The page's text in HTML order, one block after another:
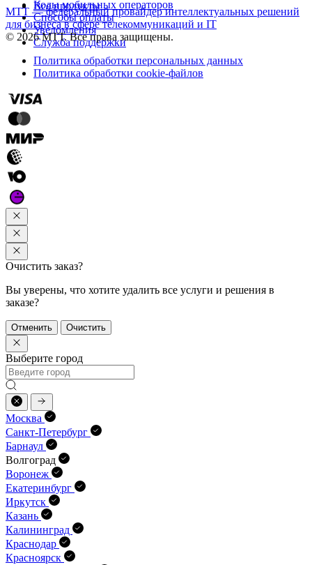
Все продукты
Коды мобильных операторов
Способы оплаты
Уведомления
Служба поддержки
МТТ — федеральный провайдер интеллектуальных решений
для бизнеса в сфере телекоммуникаций и IT
© 2026 МТТ. Все права защищены.
Политика обработки персональных данных
Политика обработки cookie-файлов
Очистить заказ?
Вы уверены, что хотите удалить все услуги и решения в
заказе?
Отменить Очистить
Выберите город
Москва
Санкт-Петербург
Барнаул
Волгоград
Воронеж
Екатеринбург
Иркутск
Казань
Калининград
Краснодар
Красноярск